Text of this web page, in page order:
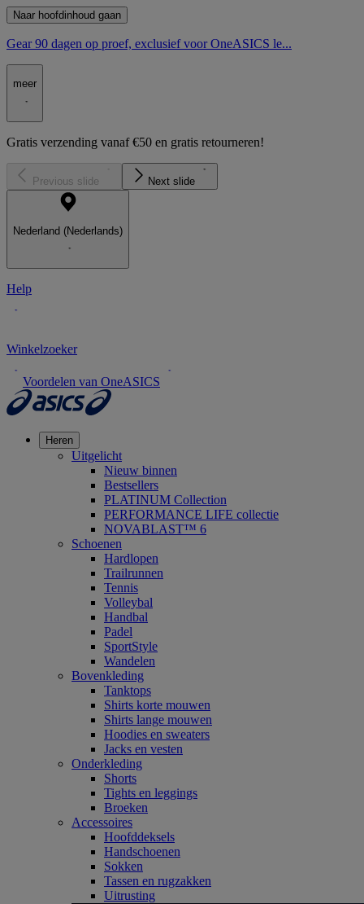
Naar hoofdinhoud gaan
Gear 90 dagen op proef, exclusief voor OneASICS le...
meer
Gratis verzending vanaf €50 en gratis retourneren!
Previous slide Next slide
Nederland (Nederlands)
Help
Winkelzoeker
Voordelen van OneASICS
Heren
Uitgelicht
Nieuw binnen
Bestsellers
PLATINUM Collection
PERFORMANCE LIFE collectie
NOVABLAST™ 6
Schoenen
Hardlopen
Trailrunnen
Tennis
Volleybal
Handbal
Padel
SportStyle
Wandelen
Bovenkleding
Tanktops
Shirts korte mouwen
Shirts lange mouwen
Hoodies en sweaters
Jacks en vesten
Onderkleding
Shorts
Tights en leggings
Broeken
Accessoires
Hoofddeksels
Handschoenen
Sokken
Tassen en rugzakken
Uitrusting